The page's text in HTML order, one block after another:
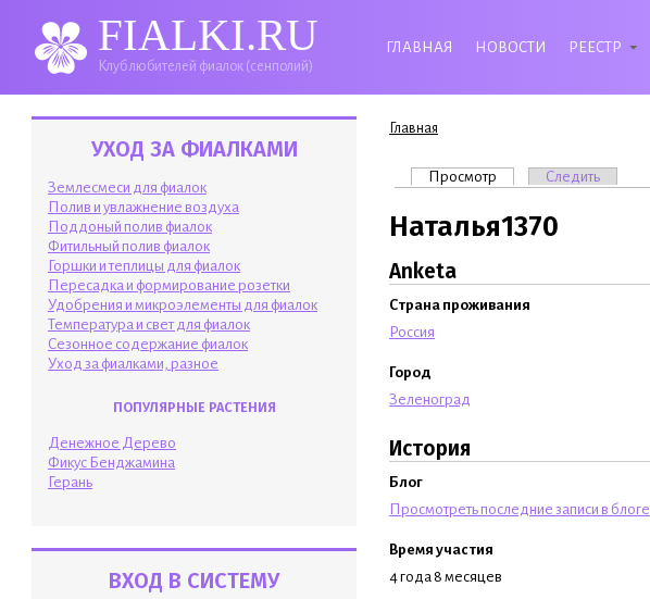
FIALKI.RU
Клуб любителей фиалок (сенполий)
ГЛАВНАЯ НОВОСТИ РЕЕСТР
УХОД ЗА ФИАЛКАМИ
Землесмеси для фиалок
Полив и увлажнение воздуха
Поддоный полив фиалок
Фитильный полив фиалок
Горшки и теплицы для фиалок
Пересадка и формирование розетки
Удобрения и микроэлементы для фиалок
Температура и свет для фиалок
Сезонное содержание фиалок
Уход за фиалками, разное
ПОПУЛЯРНЫЕ РАСТЕНИЯ
Денежное Дерево
Фикус Бенджамина
Герань
ВХОД В СИСТЕМУ
Вы здесь
Главная
Главные вкладки
Просмотр (активная вкладка)
Следить
Наталья1370
Anketa
Страна проживания
Россия
Город
Зеленоград
История
Блог
Просмотреть последние записи в блоге
Время участия
4 года 8 месяцев